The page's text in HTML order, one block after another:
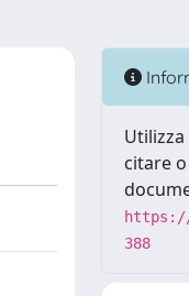
citare
https://
388